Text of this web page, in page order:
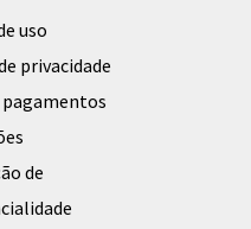
uso
privacidade
de